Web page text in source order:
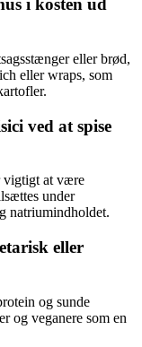
i kosten ud
eller brød,
eller wraps, som
ved at spise
vigtigt at være
under
natriumindholdet.
eller
og sunde
og veganere som en